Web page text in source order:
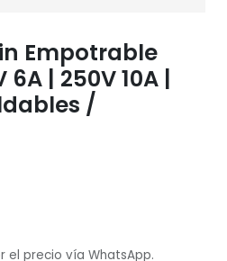
Empotrable
6A | 250V 10A |
/
el precio vía WhatsApp.